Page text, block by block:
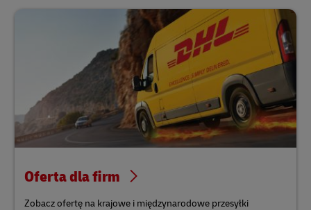
Oferta dla firm
Zobacz ofertę na krajowe i międzynarodowe przesyłki